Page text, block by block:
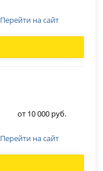
Перейти на сайт
от 10 000 руб.
Перейти на сайт